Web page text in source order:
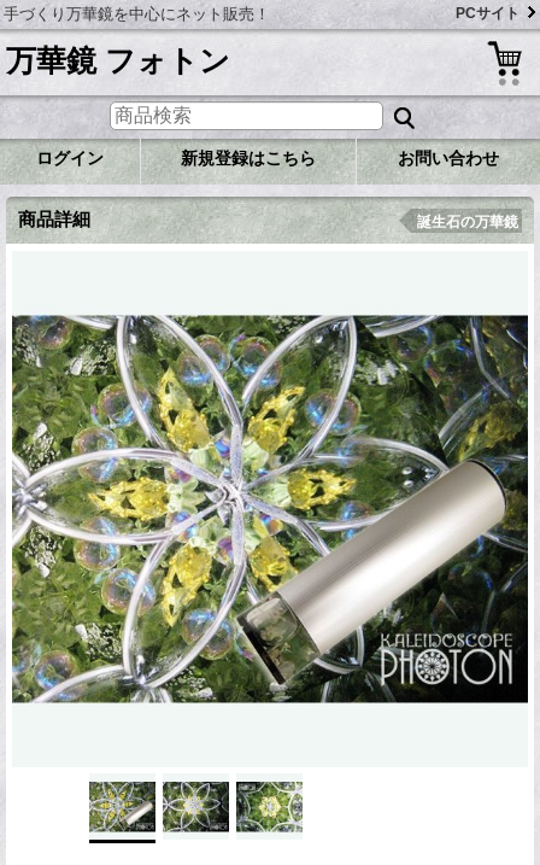
手づくり万華鏡を中心にネット販売！ PCサイト
万華鏡 フォトン
ログイン 新規登録はこちら お問い合わせ
商品詳細 誕生石の万華鏡